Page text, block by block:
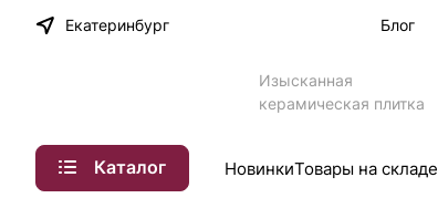
Екатеринбург Блог
Изысканная
керамическая плитка
Каталог НовинкиТовары на складе